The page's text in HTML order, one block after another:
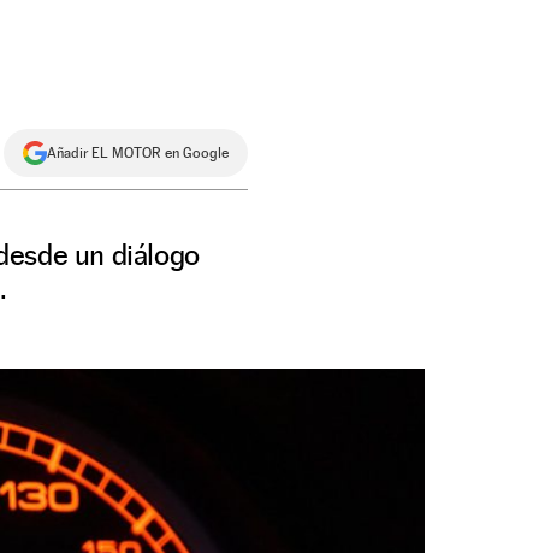
Añadir EL MOTOR en Google
un diálogo